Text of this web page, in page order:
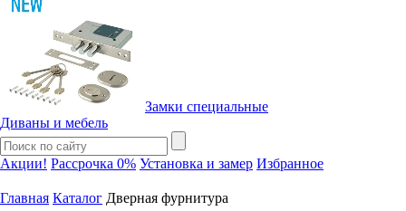
Замки специальные
Диваны и мебель
Акции! Рассрочка 0% Установка и замер Избранное
Главная Каталог Дверная фурнитура